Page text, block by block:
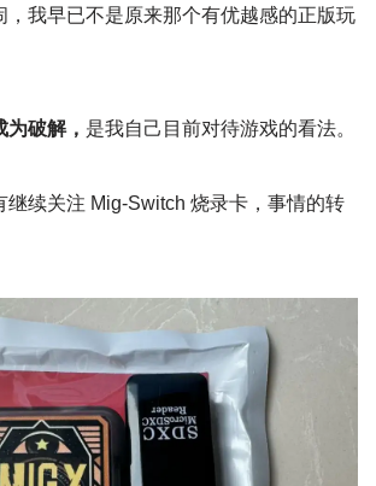
，我早已不是原来那个有优越感的正版玩
破解， 是我自己目前对待游戏的看法。
继续关注 Mig-Switch 烧录卡，事情的转